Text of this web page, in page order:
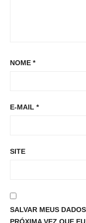
NOME *
E-MAIL *
SITE
SALVAR MEUS
PRÓXIMA VEZ QUE